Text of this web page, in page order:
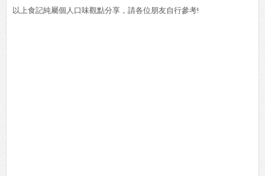
以上食記純屬個人口味觀點分享，請各位朋友自行參考!